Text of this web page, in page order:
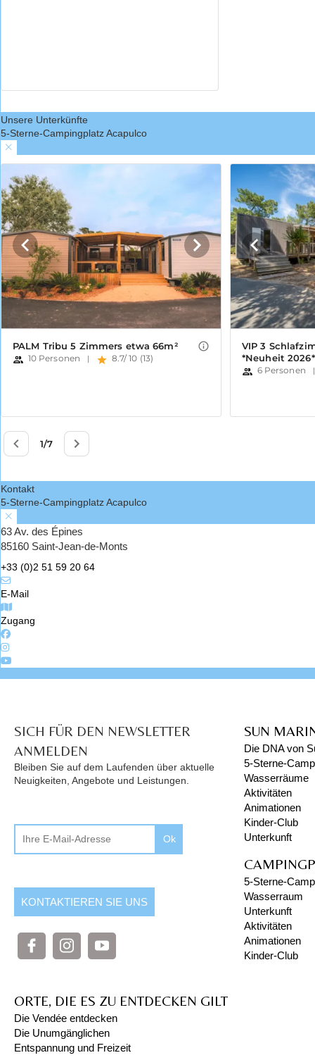
Unsere Unterkünfte
5-Sterne-Campingplatz Acapulco
Kontakt
5-Sterne-Campingplatz Acapulco
63 Av. des Épines
85160 Saint-Jean-de-Monts
+33 (0)2 51 59 20 64
E-Mail
Zugang
SICH FÜR DEN NEWSLETTER
ANMELDEN
Bleiben Sie auf dem Laufenden über aktuelle
Neuigkeiten, Angebote und Leistungen.
Ok
KONTAKTIEREN SIE UNS
SUN
Die DNA von
5-Sterne-
Wasserräume
Aktivitäten
Animationen
Kinder-Club
Unterkunft
5-Sterne-
Wasserraum
Unterkunft
Aktivitäten
Animationen
Kinder-Club
ORTE, DIE ES ZU ENTDECKEN GILT
Die Vendée entdecken
Die Unumgänglichen
Entspannung und Freizeit